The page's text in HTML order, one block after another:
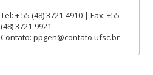
Tel: + 55 (48) 3721-4910 | Fax: +55
(48) 3721-9921
Contato: ppgen@contato.ufsc.br